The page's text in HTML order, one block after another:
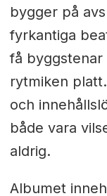
bygger på
fyrkantiga
få
rytmiken
och
både vara
aldrig.
Albumet